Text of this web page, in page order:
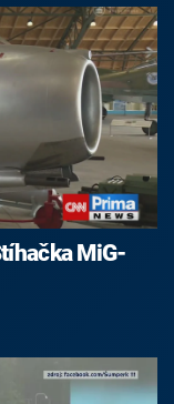
MiG-